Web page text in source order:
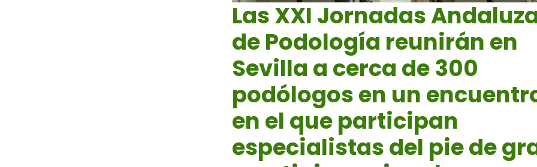
Las XXI Jornadas
de Podología reunirán en
Sevilla a cerca de 300
podólogos en un
en el que participan
especialistas del pie de